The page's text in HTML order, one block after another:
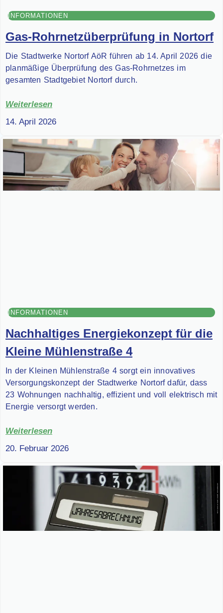
INFORMATIONEN
Gas-Rohrnetzüberprüfung in Nortorf
Die Stadtwerke Nortorf AöR führen ab 14. April 2026 die
planmäßige Überprüfung des Gas-Rohrnetzes im
gesamten Stadtgebiet Nortorf durch.
Weiterlesen
14. April 2026
INFORMATIONEN
Nachhaltiges Energiekonzept für die
Kleine Mühlenstraße 4
In der Kleinen Mühlenstraße 4 sorgt ein innovatives
Versorgungskonzept der Stadtwerke Nortorf dafür, dass
23 Wohnungen nachhaltig, effizient und voll elektrisch mit
Energie versorgt werden.
Weiterlesen
20. Februar 2026